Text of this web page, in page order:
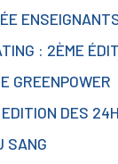
: 2ÈME
GREENPOWER
DES
SANG